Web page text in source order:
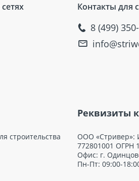
Контакты для
8 (499)
строительства
Реквизиты
ООО «Стривер»:
772801001 ОГРН
Офис: г.
Пн-Пт: 09:00-